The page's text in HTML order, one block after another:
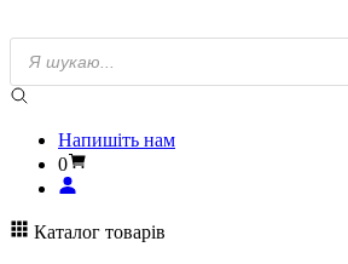
Пошук
товарів
Напишіть нам
0
Каталог товарів